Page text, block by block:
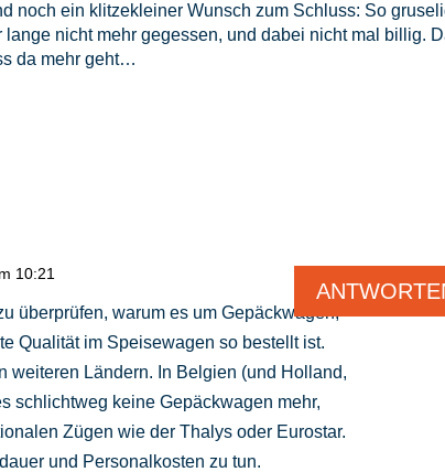
noch ein klitzekleiner Wunsch zum Schluss: So
nicht mehr gegessen, und dabei nicht mal billig.
da mehr geht…
10:21
überprüfen, warum es um Gepäckwagen,
Qualität im Speisewagen so bestellt ist.
weiteren Ländern. In Belgien (und Holland,
schlichtweg keine Gepäckwagen mehr,
Zügen wie der Thalys oder Eurostar.
und Personalkosten zu tun.